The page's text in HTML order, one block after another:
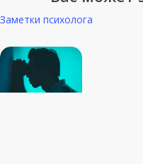
Заметки психолога